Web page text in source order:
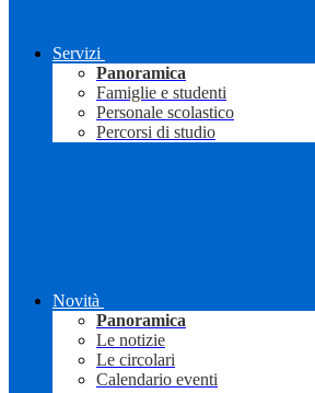
Servizi
Panoramica
Famiglie e studenti
Personale scolastico
Percorsi di studio
Novità
Panoramica
Le notizie
Le circolari
Calendario eventi